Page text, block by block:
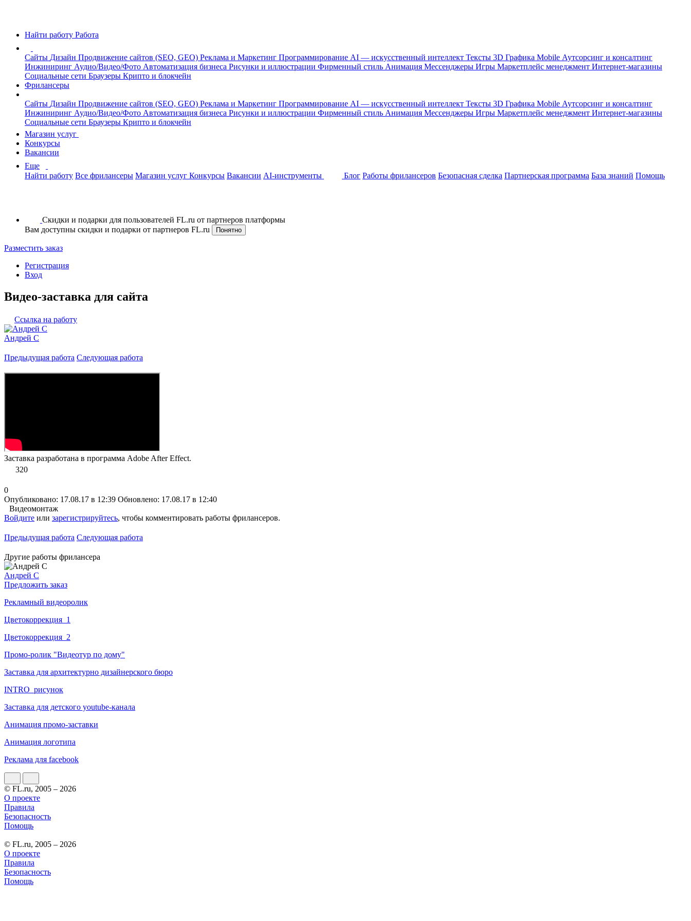
Найти работу Работа
Сайты Дизайн Продвижение сайтов (SEO, GEO) Реклама и Маркетинг Программирование AI — искусственный интеллект Тексты 3D Графика Mobile Аутсорсинг и консалтинг
Инжиниринг Аудио/Видео/Фото Автоматизация бизнеса Рисунки и иллюстрации Фирменный стиль Анимация Мессенджеры Игры Маркетплейс менеджмент Интернет-магазины
Социальные сети Браузеры Крипто и блокчейн
Фрилансеры
Сайты Дизайн Продвижение сайтов (SEO, GEO) Реклама и Маркетинг Программирование AI — искусственный интеллект Тексты 3D Графика Mobile Аутсорсинг и консалтинг
Инжиниринг Аудио/Видео/Фото Автоматизация бизнеса Рисунки и иллюстрации Фирменный стиль Анимация Мессенджеры Игры Маркетплейс менеджмент Интернет-магазины
Социальные сети Браузеры Крипто и блокчейн
Магазин услуг
Конкурсы
Вакансии
Еще
Найти работу Все фрилансеры Магазин услуг Конкурсы Вакансии AI-инструменты Блог Работы фрилансеров Безопасная сделка Партнерская программа База знаний Помощь
Скидки и подарки для пользователей FL.ru от партнеров платформы
Вам доступны скидки и подарки от партнеров FL.ru
Понятно
Разместить заказ
Регистрация
Вход
Видео-заставка для сайта
Ссылка на работу
Андрей C
Предыдущая работа Следующая работа
Заставка разработана в программа Adobe After Effect.
320
0
Опубликовано: 17.08.17 в 12:39 Обновлено: 17.08.17 в 12:40
Видеомонтаж
Войдите или зарегистрируйтесь, чтобы комментировать работы фрилансеров.
Предыдущая работа Следующая работа
Другие работы фрилансера
Андрей C
Предложить заказ
Рекламный видеоролик
Цветокоррекция_1
Цветокоррекция_2
Промо-ролик "Видеотур по дому"
Заставка для архитектурно дизайнерского бюро
INTRO_рисунок
Заставка для детского youtube-канала
Анимация промо-заставки
Анимация логотипа
Реклама для facebook
© FL.ru, 2005 – 2026
О проекте
Правила
Безопасность
Помощь
© FL.ru, 2005 – 2026
О проекте
Правила
Безопасность
Помощь